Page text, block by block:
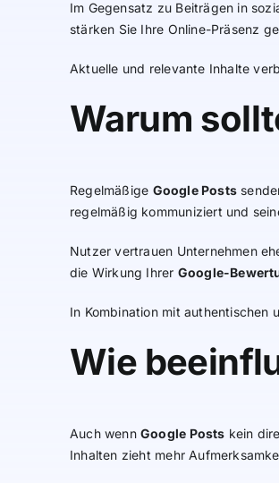
Im Gegensatz zu Beiträgen in
stärken Sie Ihre Online-Präsenz
Aktuelle und relevante Inhalte
Warum
Regelmäßige Google Posts
regelmäßig kommuniziert und
Nutzer vertrauen Unternehmen
die Wirkung Ihrer Google-
In Kombination mit authentischen
Wie
Auch wennGoogle Posts kein
Inhalten zieht mehr